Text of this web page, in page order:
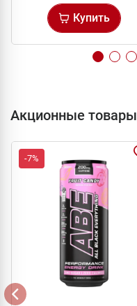
Купить
Акционные товары
-7%